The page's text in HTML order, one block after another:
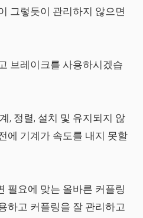
그렇듯이 관리하지 않으면
브레이크를 사용하시겠습
, 정렬, 설치 및 유지되지 않
에 기계가 속도를 내지 못할
필요에 맞는 올바른 커플링
하고 커플링을 잘 관리하고